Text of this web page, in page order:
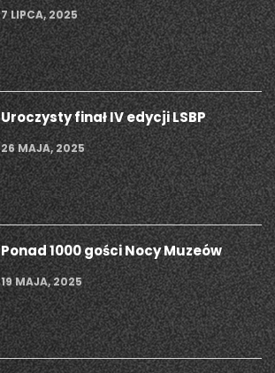
7 LIPCA, 2025
Uroczysty finał IV edycji LSBP
26 MAJA, 2025
Ponad 1000 gości Nocy Muzeów
19 MAJA, 2025